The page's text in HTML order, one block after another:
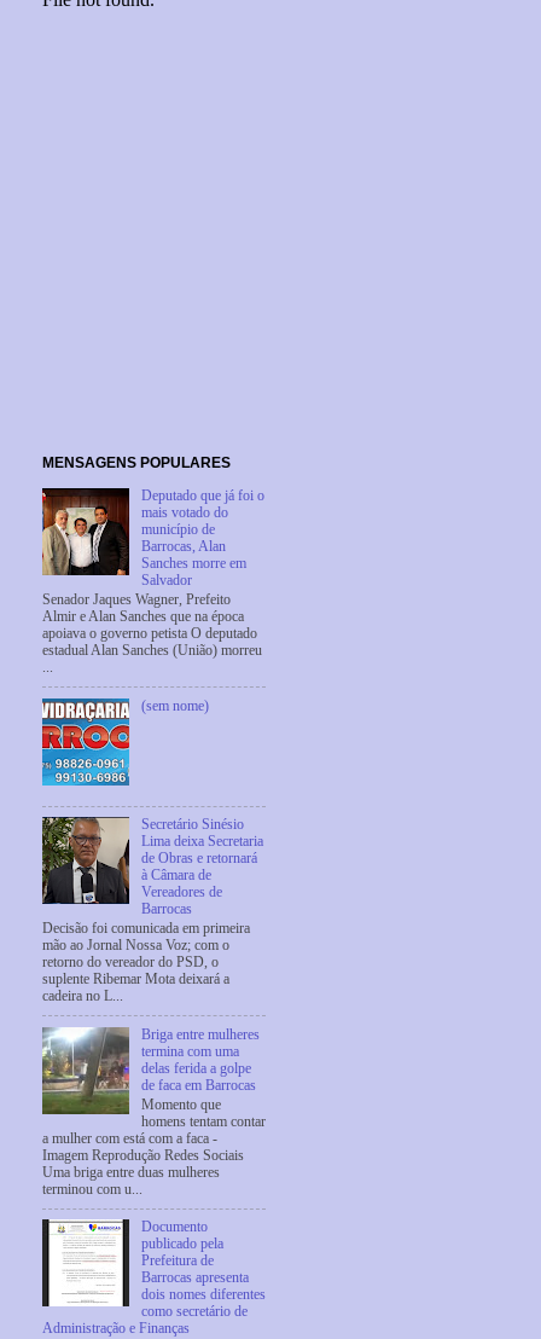
MENSAGENS POPULARES
Deputado que já foi o
mais votado do
município de
Barrocas, Alan
Sanches morre em
Salvador
Senador Jaques Wagner, Prefeito
Almir e Alan Sanches que na época
apoiava o governo petista O deputado
estadual Alan Sanches (União) morreu
...
(sem nome)
Secretário Sinésio
Lima deixa Secretaria
de Obras e retornará
à Câmara de
Vereadores de
Barrocas
Decisão foi comunicada em primeira
mão ao Jornal Nossa Voz; com o
retorno do vereador do PSD, o
suplente Ribemar Mota deixará a
cadeira no L...
Briga entre mulheres
termina com uma
delas ferida a golpe
de faca em Barrocas
Momento que
homens tentam contar
a mulher com está com a faca -
Imagem Reprodução Redes Sociais
Uma briga entre duas mulheres
terminou com u...
Documento
publicado pela
Prefeitura de
Barrocas apresenta
dois nomes diferentes
como secretário de
Administração e Finanças